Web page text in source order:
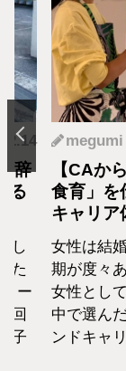
ムリエに】
～CAの転職
vol.13～
などを通して
。母でもある
していたい。
ソムリエ」と
話いたします。